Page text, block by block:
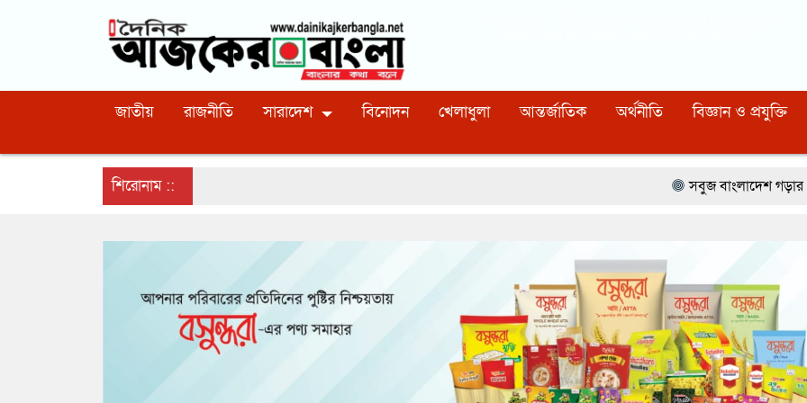
জাতীয় রাজনীতি সারাদেশ বিনোদন খেলাধুলা আন্তর্জাতিক অর্থনীতি বিজ্ঞান ও প্রযুক্তি
শিরোনাম :: সবুজ বাংলাদেশ গড়ার প্রত্যয়ে সিলেটে